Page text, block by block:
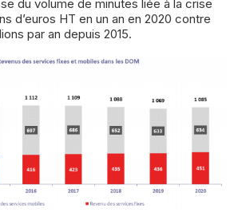
du volume de minutes liée à la crise
d’euros HT en un an en 2020 contre
par an depuis 2015.